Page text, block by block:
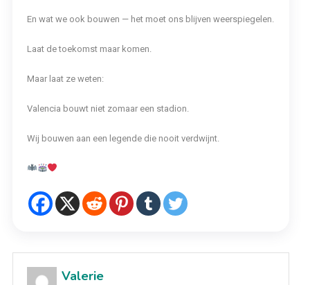
En wat we ook bouwen — het moet ons blijven weerspiegelen.
Laat de toekomst maar komen.
Maar laat ze weten:
Valencia bouwt niet zomaar een stadion.
Wij bouwen aan een legende die nooit verdwijnt.
Valerie